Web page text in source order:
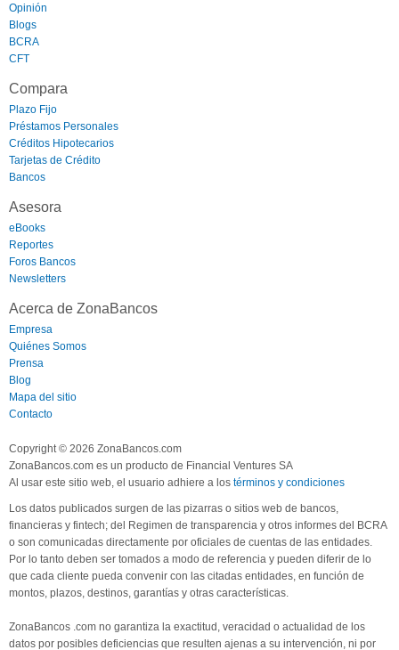
Opinión
Blogs
BCRA
CFT
Compara
Plazo Fijo
Préstamos Personales
Créditos Hipotecarios
Tarjetas de Crédito
Bancos
Asesora
eBooks
Reportes
Foros Bancos
Newsletters
Acerca de ZonaBancos
Empresa
Quiénes Somos
Prensa
Blog
Mapa del sitio
Contacto
Copyright © 2026 ZonaBancos.com
ZonaBancos.com es un producto de Financial Ventures SA
Al usar este sitio web, el usuario adhiere a los términos y condiciones
Los datos publicados surgen de las pizarras o sitios web de bancos,
financieras y fintech; del Regimen de transparencia y otros informes del BCRA
o son comunicadas directamente por oficiales de cuentas de las entidades.
Por lo tanto deben ser tomados a modo de referencia y pueden diferir de lo
que cada cliente pueda convenir con las citadas entidades, en función de
montos, plazos, destinos, garantías y otras características.
ZonaBancos .com no garantiza la exactitud, veracidad o actualidad de los
datos por posibles deficiencias que resulten ajenas a su intervención, ni por